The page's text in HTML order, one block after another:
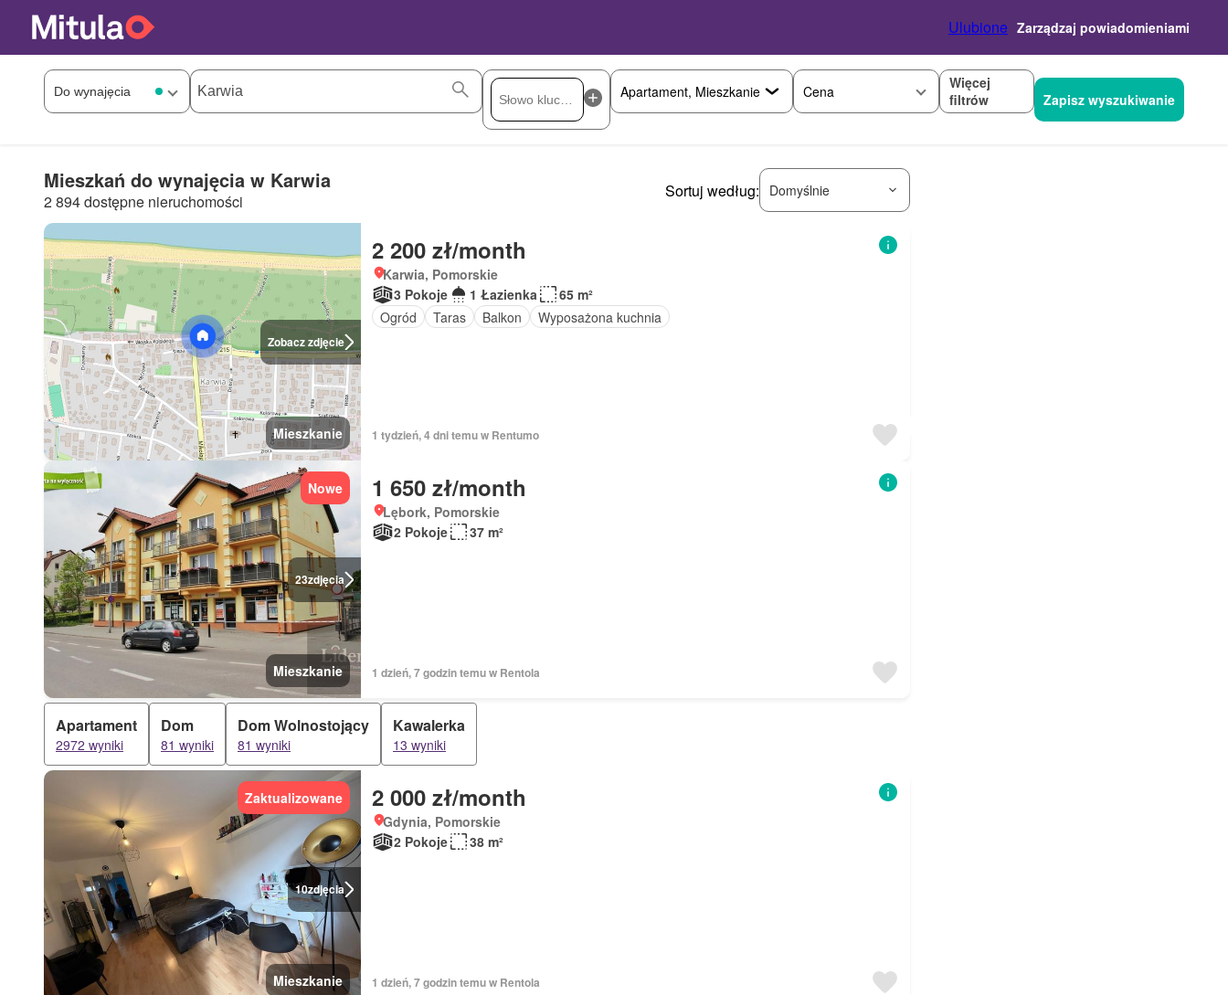
Ulubione Zarządzaj powiadomieniami
Cena
Więcej
filtrów
Zapisz wyszukiwanie
Mieszkań do wynajęcia w Karwia
2 894 dostępne nieruchomości
Sortuj według: Domyślnie
Zobacz zdjęcie
Mieszkanie
2 200 zł/month
Karwia, Pomorskie
3 Pokoje
1 Łazienka
65 m²
Ogród
Taras Balkon Wyposażona kuchnia
1 tydzień, 4 dni temu w Rentumo
23zdjęcia
Nowe
Mieszkanie
1 650 zł/month
Lębork, Pomorskie
2 Pokoje
37 m²
1 dzień, 7 godzin temu w Rentola
Apartament
2972 wyniki
Dom
81 wyniki
Dom Wolnostojący
81 wyniki
Kawalerka
13 wyniki
10zdjęcia
Zaktualizowane
Mieszkanie
2 000 zł/month
Gdynia, Pomorskie
2 Pokoje
38 m²
1 dzień, 7 godzin temu w Rentola